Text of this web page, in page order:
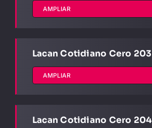
AMPLIAR
Lacan Cotidiano Cero 203
AMPLIAR
Lacan Cotidiano Cero 204